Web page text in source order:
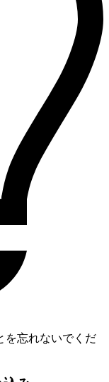
を忘れないでくだ